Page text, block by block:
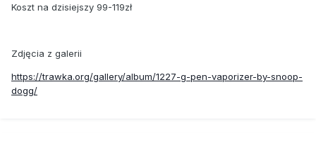
Koszt na dzisiejszy 99-119zł
Zdjęcia z galerii
https://trawka.org/gallery/album/1227-g-pen-vaporizer-by-snoop-
dogg/